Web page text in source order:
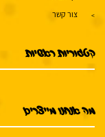
צור קשר
קטגוריות ראשיות
מה אנחנו מייצרים